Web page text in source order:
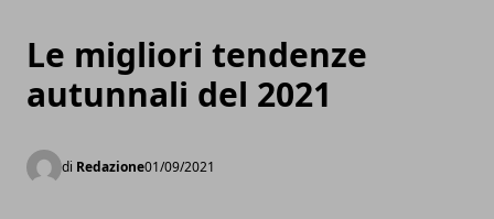
Le migliori tendenze
autunnali del 2021
di Redazione01/09/2021